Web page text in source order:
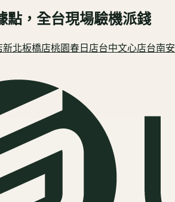
點，全台現場驗機派錢
新北板橋店桃園春日店台中文心店台南安